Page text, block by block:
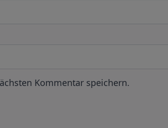
Kommentar speichern.